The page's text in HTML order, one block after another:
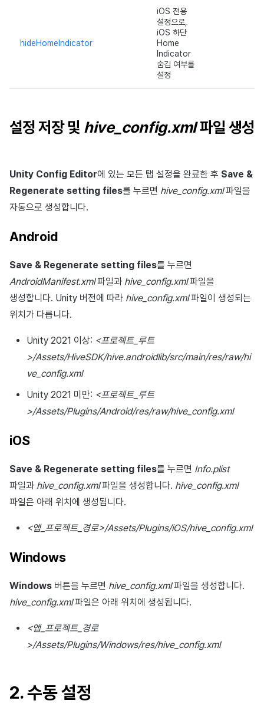
hideHomeIndicator
iOS 전용
설정으로,
iOS 하단
Home
Indicator
숨김 여부를
설정
설정 저장 및 hive_config.xml파일 생성
Unity Config Editor에 있는 모든 탭 설정을 완료한 후 Save &
Regenerate setting files를 누르면 hive_config.xml파일을
자동으로 생성합니다.
Android
Save & Regenerate setting files를 누르면
AndroidManifest.xml파일과 hive_config.xml파일을
생성합니다. Unity 버전에 따라 hive_config.xml파일이 생성되는
위치가 다릅니다.
Unity 2021 이상: <프로젝트_루트
>/Assets/HiveSDK/hive.androidlib/src/main/res/raw/hi
ve_config.xml
Unity 2021 미만: <프로젝트_루트
>/Assets/Plugins/Android/res/raw/hive_config.xml
iOS
Save & Regenerate setting files를 누르면 Info.plist
파일과 hive_config.xml파일을 생성합니다. hive_config.xml
파일은 아래 위치에 생성됩니다.
<앱_프로젝트_경로>/Assets/Plugins/iOS/hive_config.xml
Windows
Windows 버튼을 누르면 hive_config.xml파일을 생성합니다.
hive_config.xml파일은 아래 위치에 생성됩니다.
<앱_프로젝트_경로
>/Assets/Plugins/Windows/res/hive_config.xml
2. 수동 설정